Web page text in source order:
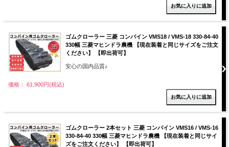
ゴムクローラー 三菱 コンバイン VMS18 / VMS-18 330-84-40
330幅 三菱マヒンドラ農機 【現在装着と同じサイズをご注文
ください】 【即出荷可】
安心の国内品質♪
価格： 61,900円(税込)
ゴムクローラー 2本セット 三菱 コンバイン VMS16 / VMS-16
330-84-40 330幅 三菱マヒンドラ農機 【現在装着と同じサイ
ズをご注文ください】 【即出荷可】